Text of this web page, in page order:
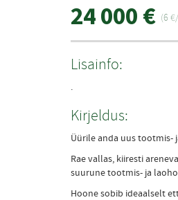
24 000 € (6
Lisainfo:
.
Kirjeldus:
Üürile anda uus tootmis-
Rae vallas, kiiresti
suurune tootmis- ja
Hoone sobib ideaalselt